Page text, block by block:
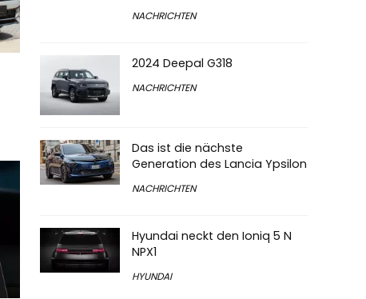
NACHRICHTEN
2024 Deepal G318
NACHRICHTEN
Das ist die nächste
Generation des Lancia Ypsilon
NACHRICHTEN
Hyundai neckt den Ioniq 5 N
NPX1
HYUNDAI